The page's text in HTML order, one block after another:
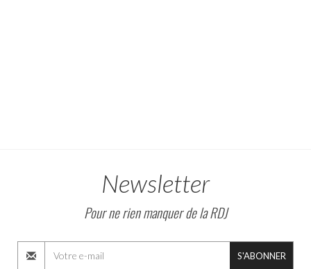
Newsletter
Pour ne rien manquer de la RDJ
S'ABONNER